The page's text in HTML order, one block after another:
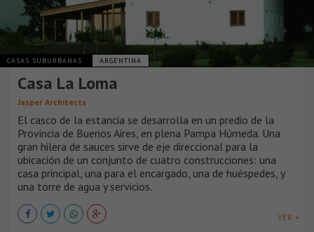
CASAS SUBURBANAS ARGENTINA
Casa La Loma
Jasper Architects
El casco de la estancia se des­arrolla en un predio de la
Pro­vincia de Buenos Aires, en ple­na Pampa Húmeda. Una
gran hilera de sauces sirve de eje direccional para la
ubicación de un conjunto de cuatro construcciones: una
casa principal, una para el encargado, una de huéspedes, y
una torre de agua y servicios.
VER +